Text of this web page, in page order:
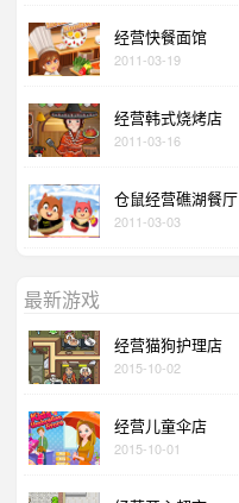
经营快餐面馆
2011-03-19
经营韩式烧烤店
2011-03-16
仓鼠经营礁湖餐厅
2011-03-03
最新游戏
经营猫狗护理店
2015-10-02
经营儿童伞店
2015-10-01